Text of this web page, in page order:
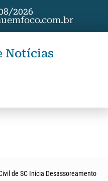
2026
Notícias
de SC Inicia Desassoreamento